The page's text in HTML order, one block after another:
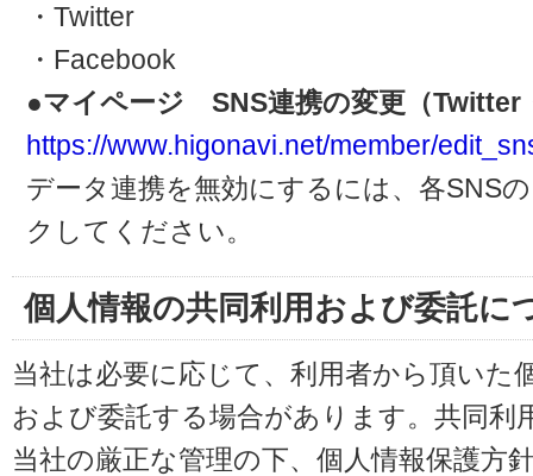
・Twitter
・Facebook
●マイページ SNS連携の変更（Twitter
https://www.higonavi.net/member/
データ連携を無効にするには、各SNS
クしてください。
個人情報の共同利用および委託に
当社は必要に応じて、利用者から頂いた
および委託する場合があります。共同利
当社の厳正な管理の下、個人情報保護方